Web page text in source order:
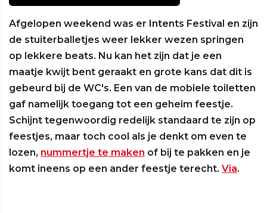
Afgelopen weekend was er Intents Festival en zijn
de stuiterballetjes weer lekker wezen springen
op lekkere beats. Nu kan het zijn dat je een
maatje kwijt bent geraakt en grote kans dat dit is
gebeurd bij de WC's. Een van de mobiele toiletten
gaf namelijk toegang tot een geheim feestje.
Schijnt tegenwoordig redelijk standaard te zijn op
feestjes, maar toch cool als je denkt om even te
lozen, nummertje te maken of bij te pakken en je
komt ineens op een ander feestje terecht. Via.